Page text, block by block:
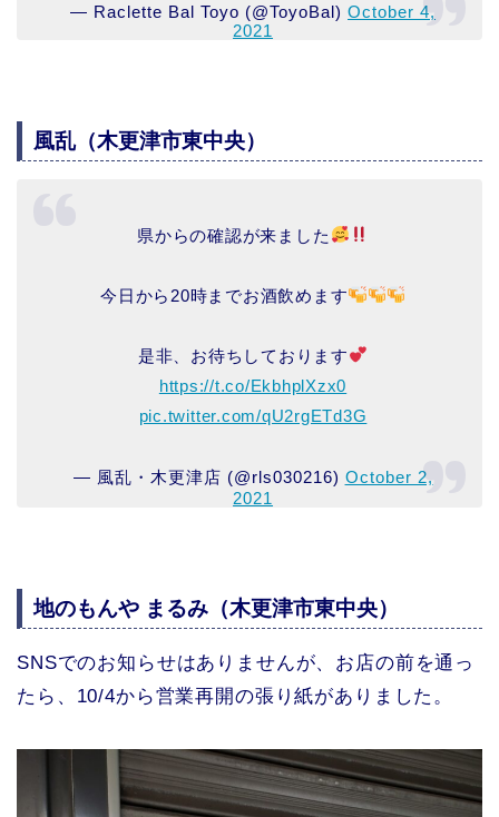
— Raclette Bal Toyo (@ToyoBal)October 4,
2021
風乱（木更津市東中央）
県からの確認が来ました
今日から20時までお酒飲めます
是非、お待ちしております
https://t.co/EkbhplXzx0
pic.twitter.com/qU2rgETd3G
— 風乱・木更津店 (@rls030216) October 2,
2021
地のもんや まるみ（木更津市東中央）
SNSでのお知らせはありませんが、お店の前を通っ
たら、10/4から営業再開の張り紙がありました。